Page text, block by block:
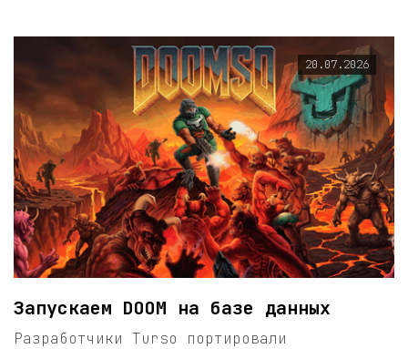
20.07.2026
Запускаем DOOM на базе данных
Разработчики Turso портировали